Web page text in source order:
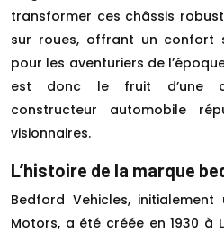
transformer ces châssis
sur roues, offrant un confort
pour les aventuriers de
est donc le fruit d’une
constructeur automobile
visionnaires.
L’histoire de la marque
Bedford Vehicles,
Motors, a été créée en 1930 à